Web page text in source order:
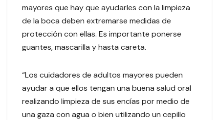
mayores que hay que ayudarles con la limpieza
de la boca deben extremarse medidas de
protección con ellas. Es importante ponerse
guantes, mascarilla y hasta careta.
“Los cuidadores de adultos mayores pueden
ayudar a que ellos tengan una buena salud oral
realizando limpieza de sus encías por medio de
una gaza con agua o bien utilizando un cepillo